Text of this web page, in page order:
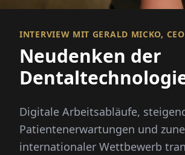
INTERVIEW MIT GERALD MICKO, CEO
Neudenken der
Digitale Arbeitsabläufe,
Patientenerwartungen und
internationaler Wettbewerb